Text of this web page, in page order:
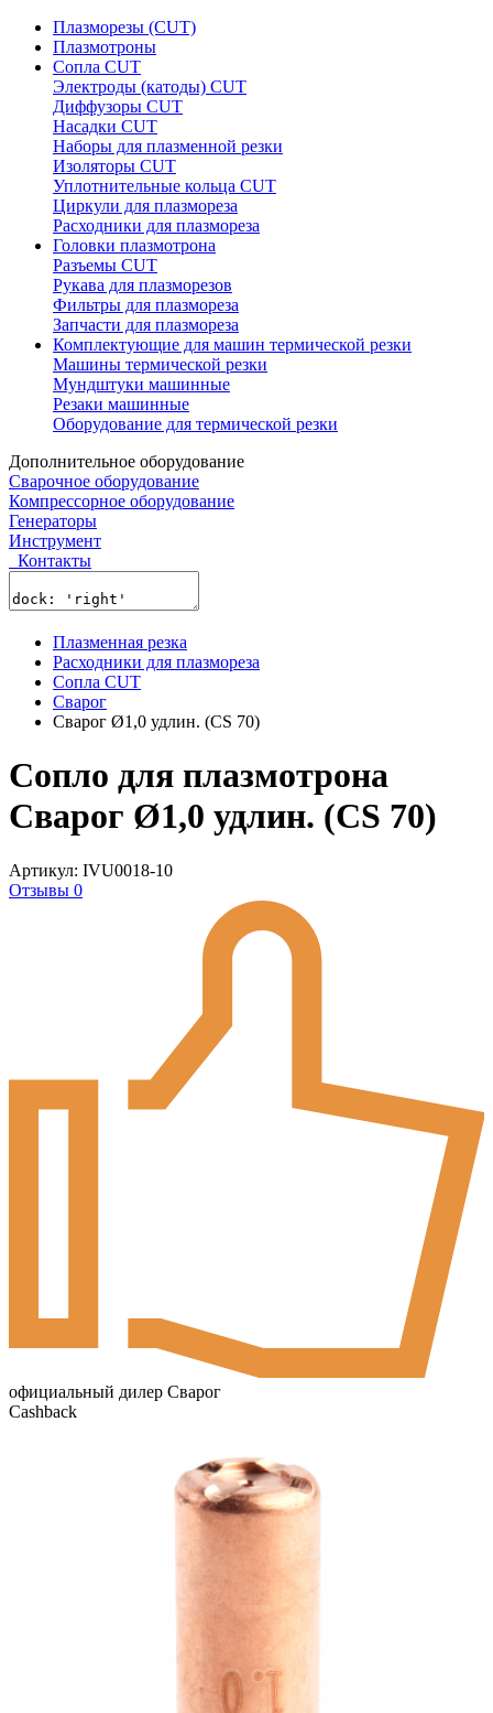
Плазморезы (CUT)
Плазмотроны
Сопла CUT
Электроды (катоды) CUT
Диффузоры CUT
Насадки CUT
Наборы для плазменной резки
Изоляторы CUT
Уплотнительные кольца CUT
Циркули для плазмореза
Расходники для плазмореза
Головки плазмотрона
Разъемы CUT
Рукава для плазморезов
Фильтры для плазмореза
Запчасти для плазмореза
Комплектующие для машин термической резки
Машины термической резки
Мундштуки машинные
Резаки машинные
Оборудование для термической резки
Дополнительное оборудование
Сварочное оборудование
Компрессорное оборудование
Генераторы
Инструмент
Контакты
Плазменная резка
Расходники для плазмореза
Сопла CUT
Сварог
Сварог Ø1,0 удлин. (CS 70)
Сопло для плазмотрона
Сварог Ø1,0 удлин. (CS 70)
Артикул: IVU0018-10
Отзывы 0
официальный дилер Сварог
Cashback